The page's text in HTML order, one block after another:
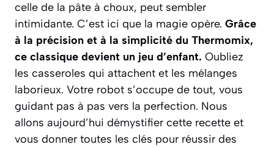
celle de la pâte à choux, peut sembler
intimidante. C’est ici que la magie opère. Grâce
à la précision et à la simplicité du Thermomix,
ce classique devient un jeu d’enfant. Oubliez
les casseroles qui attachent et les mélanges
laborieux. Votre robot s’occupe de tout, vous
guidant pas à pas vers la perfection. Nous
allons aujourd’hui démystifier cette recette et
vous donner toutes les clés pour réussir des